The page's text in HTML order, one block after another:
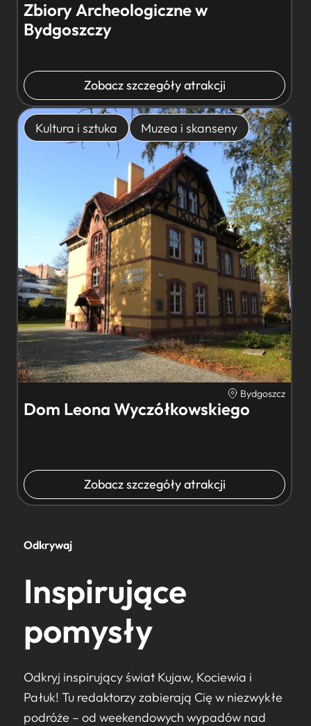
Zbiory Archeologiczne w
Bydgoszczy
Zobacz szczegóły atrakcji
Kultura i sztuka Muzea i skanseny
Bydgoszcz
Dom Leona Wyczółkowskiego
Zobacz szczegóły atrakcji
Odkrywaj
Inspirujące
pomysły
Odkryj inspirujący świat Kujaw, Kociewia i
Pałuk! Tu redaktorzy zabierają Cię w niezwykłe
podróże – od weekendowych wypadów nad